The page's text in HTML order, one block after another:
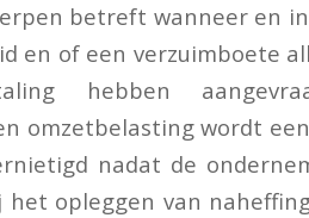
betreft wanneer en
en of een verzuimboete
hebben
omzetbelasting wordt
nadat de
het opleggen van